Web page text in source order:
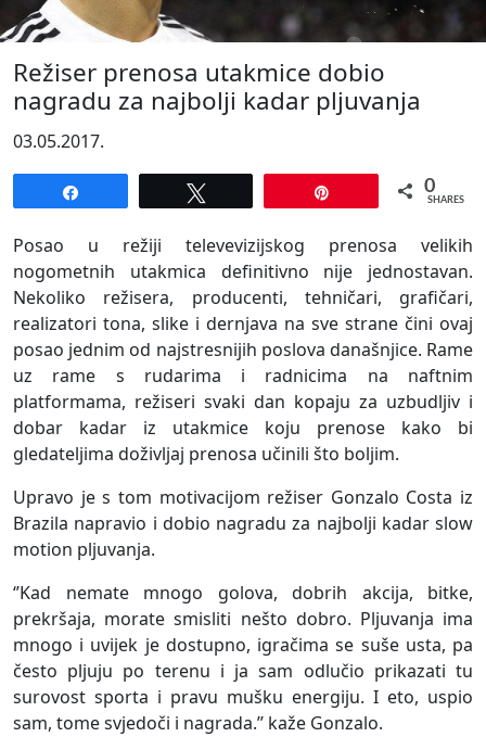
Režiser prenosa utakmice dobio
nagradu za najbolji kadar pljuvanja
03.05.2017.
0
SHARES
Posao u režiji televevizijskog prenosa velikih
nogometnih utakmica definitivno nije jednostavan.
Nekoliko režisera, producenti, tehničari, grafičari,
realizatori tona, slike i dernjava na sve strane čini ovaj
posao jednim od najstresnijih poslova današnjice. Rame
uz rame s rudarima i radnicima na naftnim
platformama, režiseri svaki dan kopaju za uzbudljiv i
dobar kadar iz utakmice koju prenose kako bi
gledateljima doživljaj prenosa učinili što boljim.
Upravo je s tom motivacijom režiser Gonzalo Costa iz
Brazila napravio i dobio nagradu za najbolji kadar slow
motion pljuvanja.
‘’Kad nemate mnogo golova, dobrih akcija, bitke,
prekršaja, morate smisliti nešto dobro. Pljuvanja ima
mnogo i uvijek je dostupno, igračima se suše usta, pa
često pljuju po terenu i ja sam odlučio prikazati tu
surovost sporta i pravu mušku energiju. I eto, uspio
sam, tome svjedoči i nagrada.’’ kaže Gonzalo.